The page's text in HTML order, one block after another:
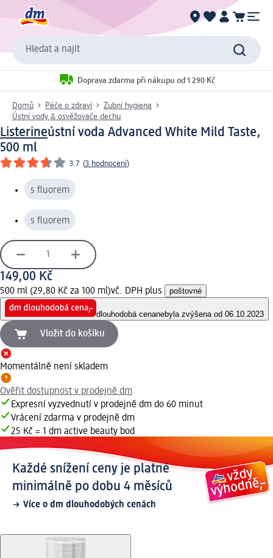
Hledat a najít
Doprava zdarma při nákupu od 1 290 Kč
Domů Péče o zdraví
Zubní hygiena
Ústní vody & osvěžovače dechu
Listerineústní voda Advanced White Mild Taste,
500 ml
3.7 (3 hodnocení)
s fluorem
s fluorem
149,00 Kč
500 ml (29,80 Kč za 100 ml)vč. DPH plus poštovné
dlouhodobá cenanebyla zvýšena od 06.10.2023
Vložit do košíku
Momentálně není skladem
Ověřit dostupnost v prodejně dm
Expresní vyzvednutí v prodejně dm do 60 minut
Vrácení zdarma v prodejně dm
25 Kč = 1 dm active beauty bod
Každé snížení ceny je platné
minimálně po dobu 4 měsíců
Více o dm dlouhodobých cenách